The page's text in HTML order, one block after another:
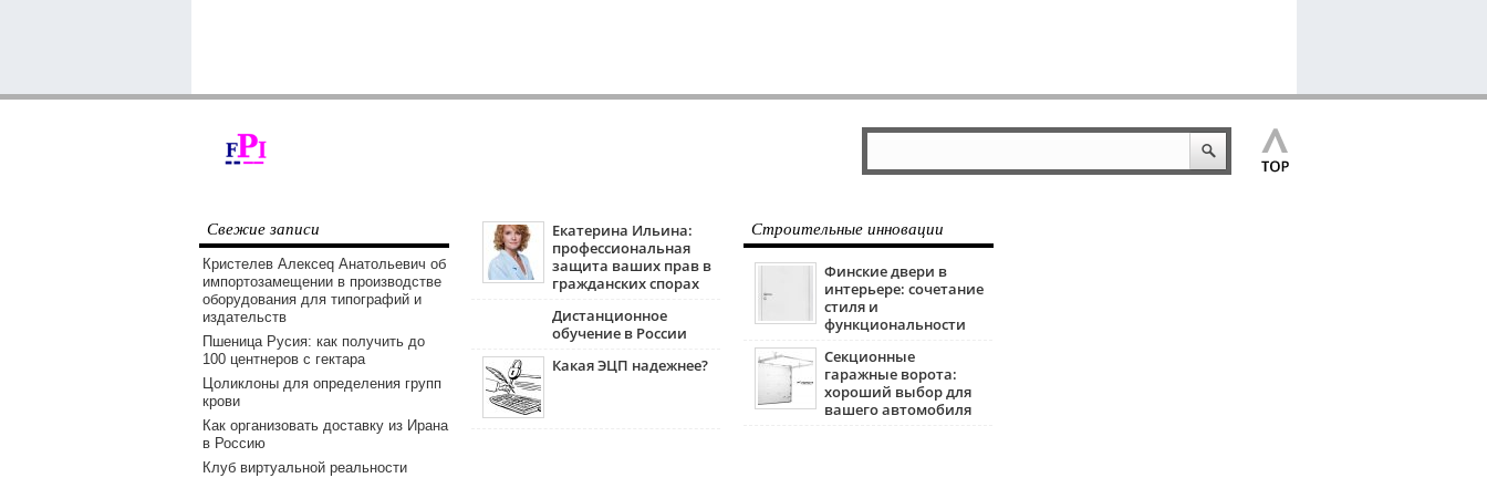
Свежие записи
Кристелев Алексеq Анатольевич об
импортозамещении в производстве
оборудования для типографий и
издательств
Пшеница Русия: как получить до
100 центнеров с гектара
Цоликлоны для определения групп
крови
Как организовать доставку из Ирана
в Россию
Клуб виртуальной реальности
Екатерина Ильина:
профессиональная
защита ваших прав в
гражданских спорах
Дистанционное
обучение в России
Какая ЭЦП надежнее?
Строительные инновации
Финские двери в
интерьере: сочетание
стиля и
функциональности
Секционные
гаражные ворота:
хороший выбор для
вашего автомобиля